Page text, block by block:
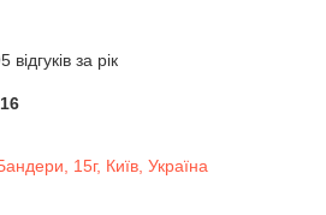
за рік
15г, Київ, Україна